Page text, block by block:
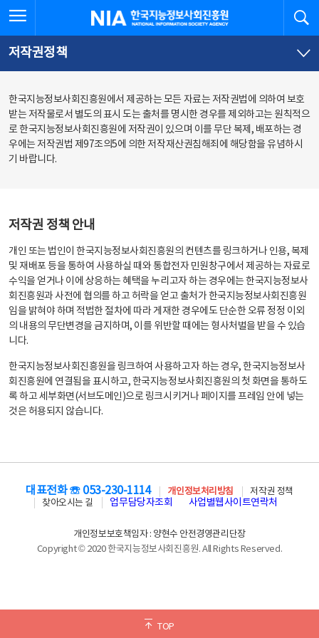
문
로
가
체
뉴
바
가
한국지능정보사회진흥원
저작권정책
한국지능정보사회진흥원에서 제공하는 모든 자료는 저작권법에 의하여 보호
받는 저작물로서 별도의 표시 도는 출처를 명시한 경우를 제외하고는 원칙적으
로 한국지능정보사회진흥원에 저작권이 있으며 이를 무단 복제, 배포하는 경
우에는 저작권법 제97조의5에 의한 저작재산권침해죄에 해당함을 유념하시
기 바랍니다.
저작권 정책 안내
개인 또는 법인이 한국지능정보사회진흥원의 컨텐츠를 링크하거나 인용, 복제
및 재배포 등을 통하여 사용하실 때와 통합전자 민원창구에서 제공하는 자료로
수익을 얻거나 이에 상응하는 혜택을 누리고자 하는 경우에는 한국지능정보사
회진흥원과 사전에 협의를 하고 허락을 얻고 출처가 한국지능정보사회진흥원
임을 밝혀야 하며 적법한 절차에 따라 게재한 경우에도 단순한 오류 정정 이외
의 내용의 무단변경을 금지하며, 이를 위반할 때에는 형사처벌을 받을 수 있습
니다.
한국지능정보사회진흥원을 링크하여 사용하고자 하는 경우, 한국지능정보사
회진흥원에 연결됨을 표시하고, 한국지능정보사회진흥원의 첫 화면을 통하도
록 하고 세부화면(서브도메인)으로 링크시키거나 페이지를 프레임 안에 넣는
것은 허용되지 않습니다.
TOP
대표전화 ☏ 053-230-1114 개인정보처리방침
저작권 정책
찾아오시는 길
업무담당자조회 사업별웹사이트연락처
개인정보보호책임자 : 양현수 안전경영관리단장
Copyright © 2020 한국지능정보사회진흥원. All Rights Reserved.